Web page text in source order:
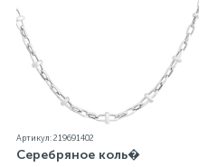
Артикул: 219691402
Серебряное коль�